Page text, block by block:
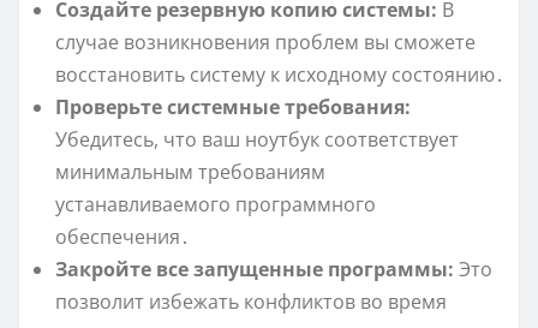
Создайте резервную копию системы: В
случае возникновения проблем вы сможете
восстановить систему к исходному состоянию․
Проверьте системные требования:
Убедитесь, что ваш ноутбук соответствует
минимальным требованиям
устанавливаемого программного
обеспечения․
Закройте все запущенные программы: Это
позволит избежать конфликтов во время